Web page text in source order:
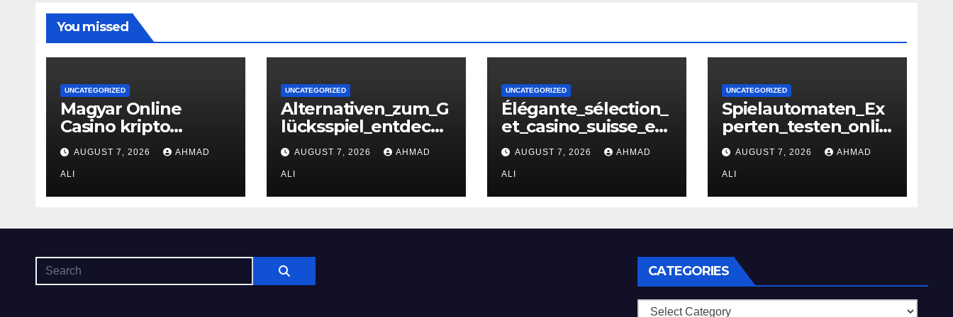
You missed
UNCATEGORIZED
Magyar Online
Casino kripto
bónuszok: hogyan
maximálizálhatod a
nyereményeidet
AUGUST 7, 2026 AHMAD
ALI
UNCATEGORIZED
Alternativen_zum_G
lücksspiel_entdecke
n_mit_casino_ohne_
oasis_und_neuen_St
rategi – копія
AUGUST 7, 2026 AHMAD
ALI
UNCATEGORIZED
Élégante_sélection_
et_casino_suisse_en
_ligne_pour_des_mo
ments_inoubliables
AUGUST 7, 2026 AHMAD
ALI
UNCATEGORIZED
Spielautomaten_Ex
perten_testen_onlin
e_casino_ohne_oasis
_und_sichere_Anbie
ter_im
AUGUST 7, 2026 AHMAD
ALI
CATEGORIES
Categories